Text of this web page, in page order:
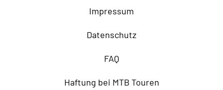
Impressum
Datenschutz
FAQ
Haftung bei MTB Touren